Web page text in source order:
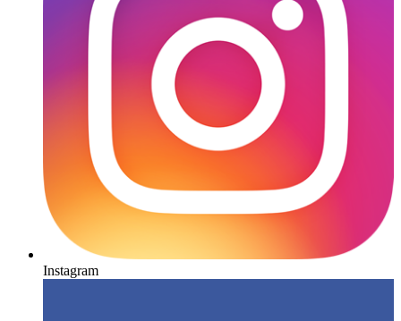
Instagram